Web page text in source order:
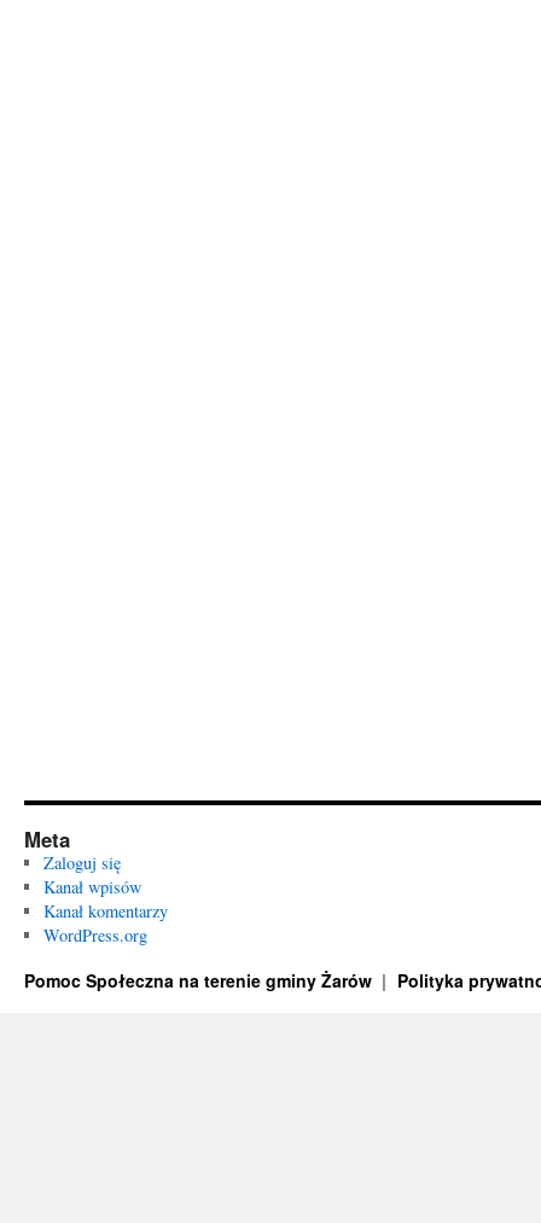
Meta
Zaloguj się
Kanał wpisów
Kanał komentarzy
WordPress.org
Pomoc Społeczna na terenie gminy Żarów Polityka